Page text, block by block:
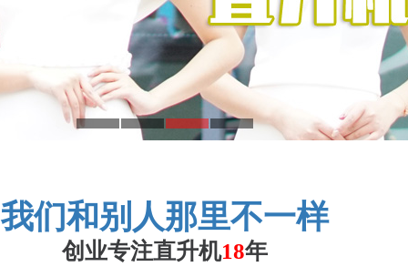
我们和别人那里不一样
创业专注直升机18年